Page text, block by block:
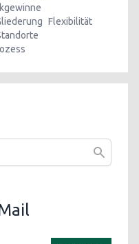
Flexibilität